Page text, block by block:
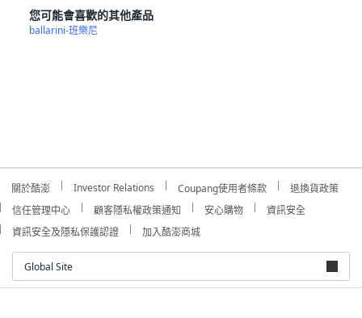
您可能會喜歡的其他產品
ballarini-班樂尼
關於酷澎 Investor Relations Coupang使用者條款
退換貨政策
信任管理中心
顧客隱私權政策通知 安心購物
資訊安全
資訊安全及隱私保護認證
加入酷澎商城
Global Site